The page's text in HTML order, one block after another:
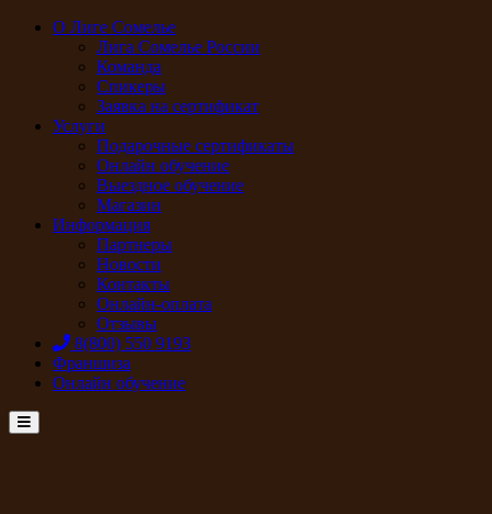
О Лиге Сомелье
Лига Сомелье России
Команда
Спикеры
Заявка на сертификат
Услуги
Подарочные сертификаты
Онлайн обучение
Выездное обучение
Магазин
Информация
Партнеры
Новости
Контакты
Онлайн-оплата
Отзывы
8(800) 550 9193
Франшиза
Онлайн обучение
Menu